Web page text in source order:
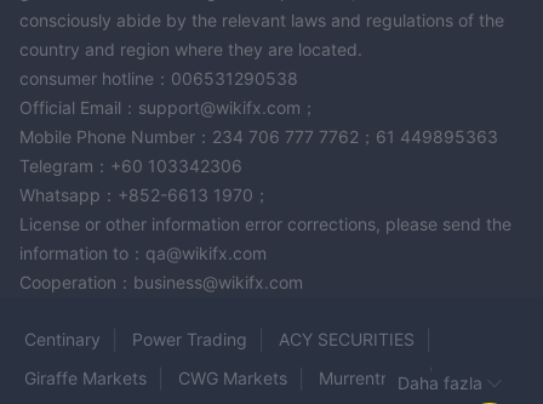
consciously abide by the relevant laws and regulations of the
country and region where they are located.
consumer hotline：006531290538
Official Email：support@wikifx.com；
Mobile Phone Number：234 706 777 7762；61 449895363
Telegram：+60 103342306
Whatsapp：+852-6613 1970；
License or other information error corrections, please send the
information to：qa@wikifx.com
Cooperation：business@wikifx.com
Centinary Power Trading
ACY SECURITIES
Giraffe Markets
CWG Markets MurrentradeDaha fazla